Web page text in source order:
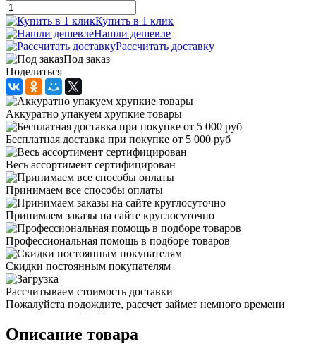
Купить в 1 клик
Нашли дешевле
Рассчитать доставку
Под заказ
Поделиться
Аккуратно упакуем хрупкие товары
Бесплатная доставка при покупке от 5 000 руб
Весь ассортимент сертифицирован
Принимаем все способы оплаты
Принимаем заказы на сайте круглосуточно
Профессиональная помощь в подборе товаров
Скидки постоянным покупателям
Рассчитываем стоимость доставки
Пожалуйста подождите, рассчет займет немного времени
Описание товара